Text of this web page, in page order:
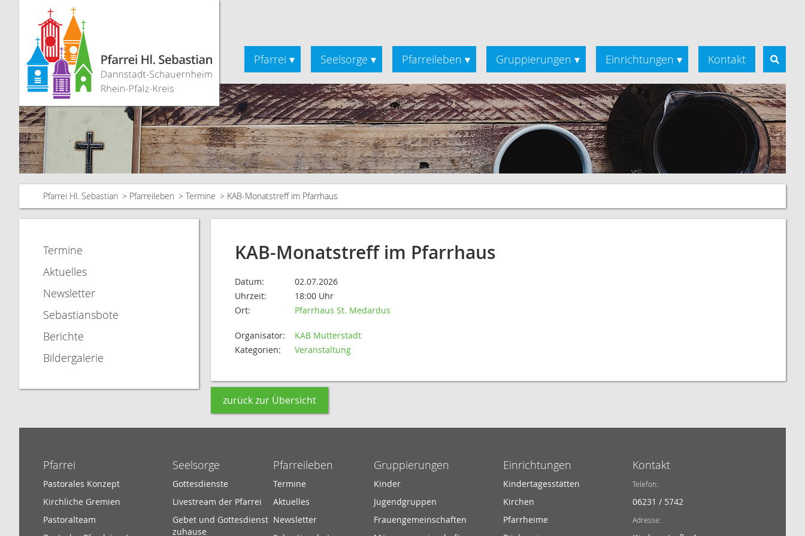
Pfarrei ▾ Seelsorge ▾ Pfarreileben ▾ Gruppierungen ▾ Einrichtungen ▾ Kontakt
Pfarrei Hl. Sebastian Pfarreileben Termine KAB-Monatstreff im Pfarrhaus
Termine
Aktuelles
Newsletter
Sebastiansbote
Berichte
Bildergalerie
KAB-Monatstreff im Pfarrhaus
Datum:
02.07.2026
Uhrzeit:
18:00 Uhr
Ort:
Pfarrhaus St. Medardus
Organisator:
KAB Mutterstadt
Kategorien:
Veranstaltung
zurück zur Übersicht
Pfarrei
Pastorales Konzept
Kirchliche Gremien
Pastoralteam
Seelsorge
Gottesdienste
Livestream der Pfarrei
Gebet und Gottesdienst
zuhause
Pfarreileben
Termine
Aktuelles
Newsletter
Gruppierungen
Kinder
Jugendgruppen
Frauengemeinschaften
Einrichtungen
Kindertagesstätten
Kirchen
Pfarrheime
Kontakt
Telefon:
06231 / 5742
Adresse: